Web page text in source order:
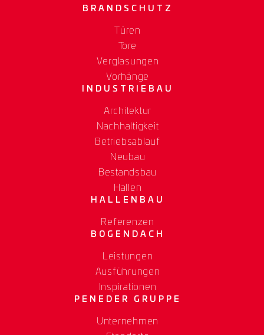
BRANDSCHUTZ
Türen
Tore
Verglasungen
Vorhänge
INDUSTRIEBAU
Architektur
Nachhaltigkeit
Betriebsablauf
Neubau
Bestandsbau
Hallen
HALLENBAU
Referenzen
BOGENDACH
Leistungen
Ausführungen
Inspirationen
PENEDER GRUPPE
Unternehmen